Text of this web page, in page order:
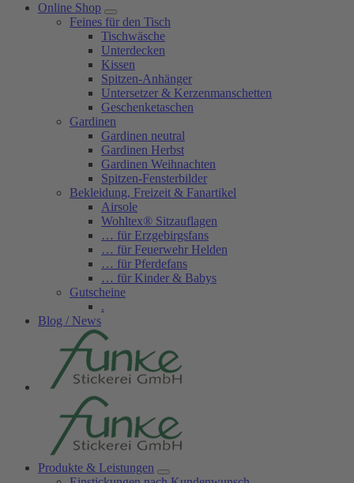
Online Shop
Feines für den Tisch
Tischwäsche
Unterdecken
Kissen
Spitzen-Anhänger
Untersetzer & Kerzenmanschetten
Geschenketaschen
Gardinen
Gardinen neutral
Gardinen Herbst
Gardinen Weihnachten
Spitzen-Fensterbilder
Bekleidung, Freizeit & Fanartikel
Airsole
Wohltex® Sitzauflagen
… für Erzgebirgsfans
… für Feuerwehr Helden
… für Pferdefans
… für Kinder & Babys
Gutscheine
.
Blog / News
Produkte & Leistungen